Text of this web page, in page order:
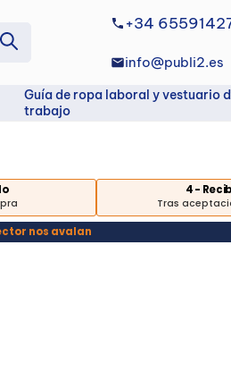
Guía de ropa laboral y vestuario
trabajo
+34
info@publi2.es
4 -
Tras
nos avalan